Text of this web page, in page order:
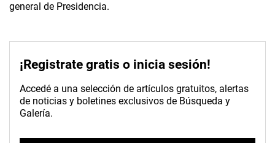
general de Presidencia.
¡Registrate gratis o inicia sesión!
Accedé a una selección de artículos gratuitos, alertas
de noticias y boletines exclusivos de Búsqueda y
Galería.